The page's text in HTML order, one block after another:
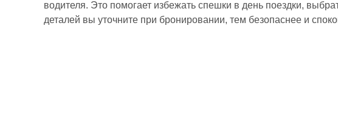
водителя. Это помогает избежать спешки в день поездки,
деталей вы уточните при бронировании, тем безопаснее и